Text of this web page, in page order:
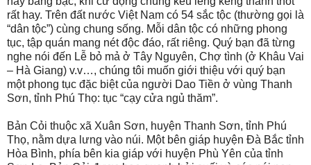
rất hay. Trên đất nước Việt Nam có 54 sắc tộc (thường gọi là
“dân tộc”) cùng chung sống. Mỗi dân tộc có những phong
tục, tập quán mang nét độc đáo, rất riêng. Quý bạn đã từng
nghe nói đến Lễ bỏ mả ở Tây Nguyên, Chợ tình (ở Khâu Vai
– Hà Giang) v.v…, chúng tôi muốn giới thiệu với quý bạn
một phong tục đặc biệt của người Dao Tiền ở vùng Thanh
Sơn, tỉnh Phú Thọ: tục “cạy cửa ngủ thăm”.
Bản Cỏi thuộc xã Xuân Sơn, huyện Thanh Sơn, tỉnh Phú
Thọ, nằm dựa lưng vào núi. Một bên giáp huyện Đà Bắc tỉnh
Hòa Bình, phía bên kia giáp với huyện Phù Yên của tỉnh